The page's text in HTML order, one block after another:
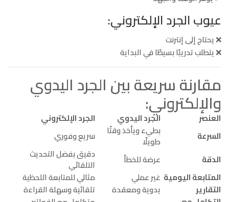
عيوب الجرد الإلكتروني:
❌ يحتاج إلى إنترنت
❌ يتطلب تدريبًا بسيطًا في البداية
مقارنة سريعة بين الجرد اليدوي
والإلكتروني:
العنصر الجرد اليدوي
الجرد الإلكتروني
السرعة
بطيء ويأخذ وقتًا
طويلًا
سريع وفوري
الدقة
عرضة للخطأ دقيق بفضل التحديث
التلقائي
المتابعة اليومية غير عملي
مثالي للمتابعة اللحظية
التقارير
يدوية ومعقدة
تلقائية وسهلة القراءة